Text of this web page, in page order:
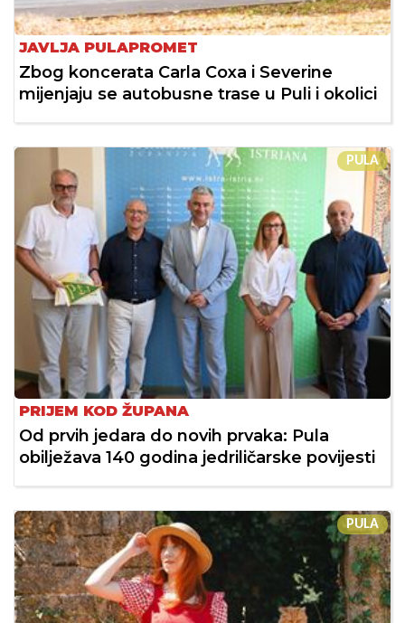
JAVLJA PULAPROMET
Zbog koncerata Carla Coxa i Severine
mijenjaju se autobusne trase u Puli i okolici
PULA
PRIJEM KOD ŽUPANA
Od prvih jedara do novih prvaka: Pula
obilježava 140 godina jedriličarske povijesti
PULA